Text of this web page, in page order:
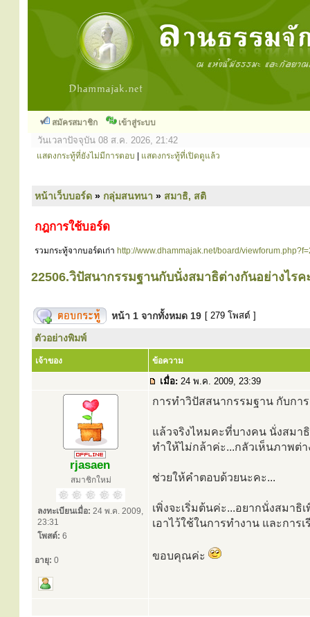
สมัครสมาชิก เข้าสู่ระบบ
วันเวลาปัจจุบัน 08 ส.ค. 2026, 21:42
แสดงกระทู้ที่ยังไม่มีการตอบ แสดงกระทู้ที่เปิดดูแล้ว
หน้าเว็บบอร์ด » กลุ่มสนทนา » สมาธิ, สติ
กฎการใช้บอร์ด
รวมกระทู้จากบอร์ดเก่า http://www.dhammajak.net/board/
22506.วิปัสนากรรมฐานกับนั่งสมาธิต่างกันอย่างไรค
หน้า 1 จากทั้งหมด 19 [ 279 โพสต์ ]
ตัวอย่างพิมพ์
เจ้าของ ข้อความ
เมื่อ: 24 พ.ค. 2009, 23:39
rjasaen
สมาชิกใหม่
ลงทะเบียนเมื่อ: 24 พ.ค. 2009,
23:31
โพสต์: 6
อายุ: 0
การทำวิปัสสนากรรมฐาน กับกา
แล้วจริงไหมคะที่บางคน นั่งสมา
ทำให้ไม่กล้าค่ะ...กลัวเห็นภาพต่
ช่วยให้คำตอบด้วยนะคะ...
เพิ่งจะเริ่มต้นค่ะ...อยากนั่งสมาธิ
เอาไว้ใช้ในการทำงาน และการเ
ขอบคุณค่ะ